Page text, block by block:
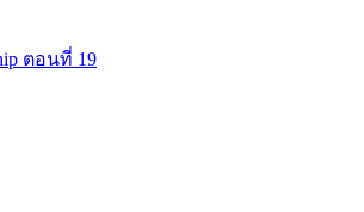
ตอนที่ 19